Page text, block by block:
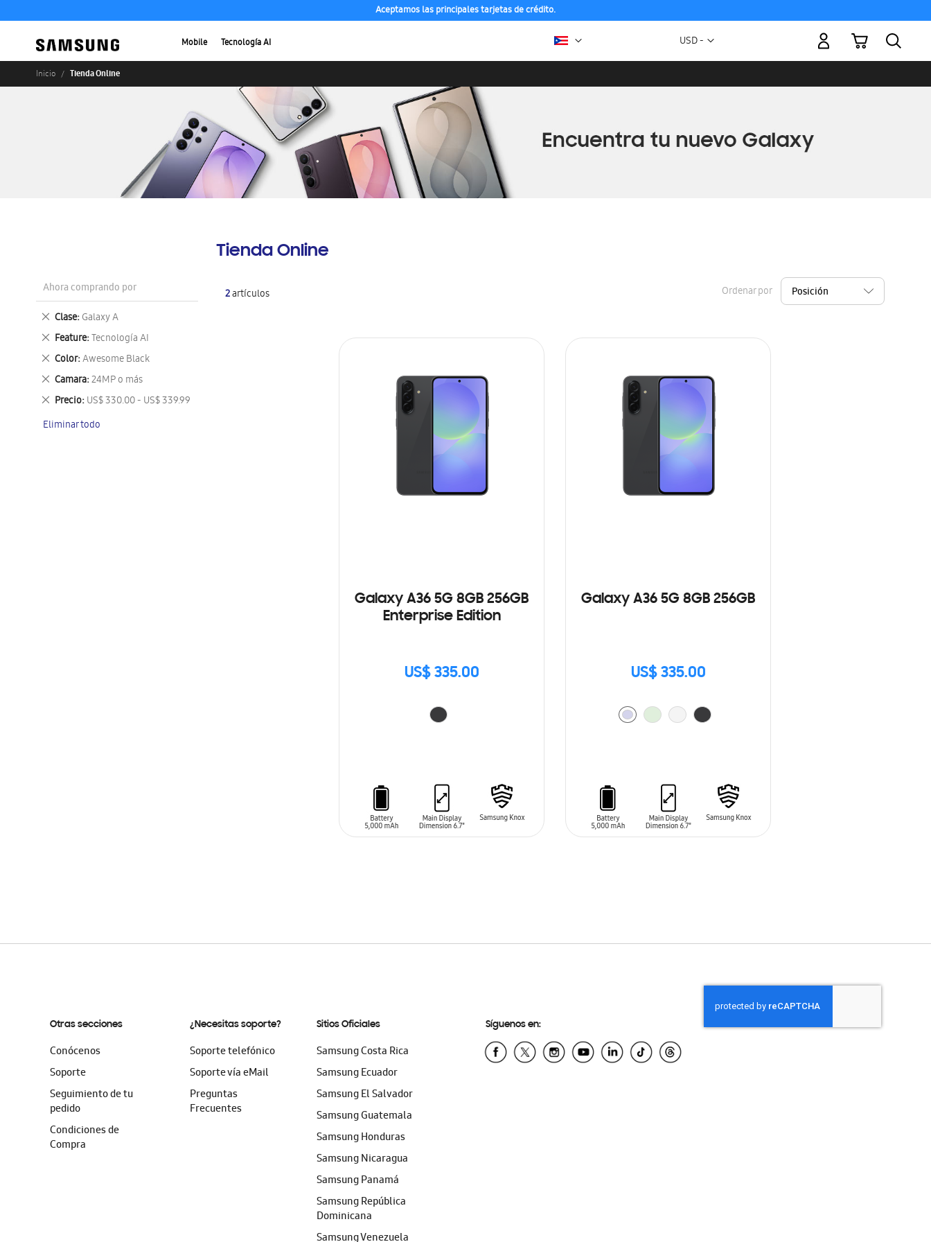
Aceptamos las principales tarjetas de crédito.
Mobile Tecnología AI Moneda
USD -
Mi carrito
Inicio Tienda Online
Tienda Online
2artículos Ordenar por
Galaxy A36 5G 8GB 256GB
Enterprise Edition
US$ 335.00
Galaxy A36 5G 8GB 256GB
US$ 335.00
Ahora comprando por
Clase Galaxy A
Eliminar
este
artículo
Feature Tecnología AI
Eliminar
este
artículo
Color Awesome Black
Eliminar
este
artículo
Camara 24MP o más
Eliminar
este
artículo
Precio US$ 330.00 - US$ 339.99
Eliminar
artículo
Eliminar todo
Otras secciones
Conócenos
Soporte
Seguimiento de tu
pedido
Condiciones de
Compra
¿Necesitas soporte?
Soporte telefónico
Soporte vía eMail
Preguntas
Frecuentes
Sitios Oficiales
Samsung Costa Rica
Samsung Ecuador
Samsung El Salvador
Samsung Guatemala
Samsung Honduras
Samsung Nicaragua
Samsung Panamá
Samsung República
Dominicana
Samsung Venezuela
Síguenos en: